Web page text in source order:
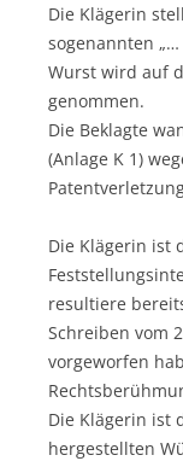
Die Klägerin
sogenannten
Wurst wird auf
genommen.
Die Beklagte
(Anlage K 1)
Die Klägerin ist
resultiere
Schreiben vom
vorgeworfen
Die Klägerin ist
hergestellten